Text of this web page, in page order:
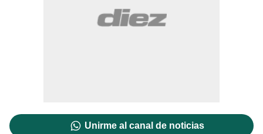
Unirme al canal de noticias